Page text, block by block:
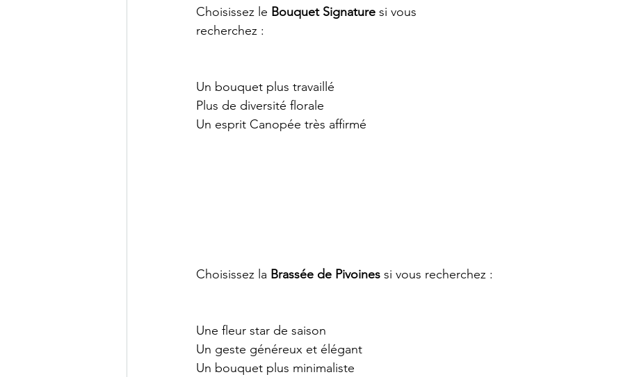
Choisissez le Bouquet Signature si vous
recherchez :
Un bouquet plus travaillé
Plus de diversité florale
Un esprit Canopée très affirmé
Choisissez la Brassée de Pivoines si vous recherchez :
Une fleur star de saison
Un geste généreux et élégant
Un bouquet plus minimaliste